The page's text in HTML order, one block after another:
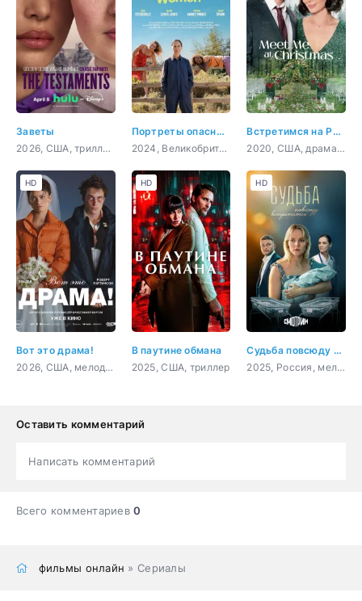
Заветы
2026, США, триллер, драма
Портреты опасных женщин
2024, Великобритания, драма, комедия
Встретимся на Рождество
2020, США, драма, мелодрама
Вот это драма!
2026, США, мелодрама, комедия, драма
HD
В паутине обмана
2025, США, триллер
HD
Судьба повсюду встретится
2025, Россия, мелодрама
HD
Оставить комментарий
Написать комментарий
Всего комментариев0
фильмы онлайн » Сериалы